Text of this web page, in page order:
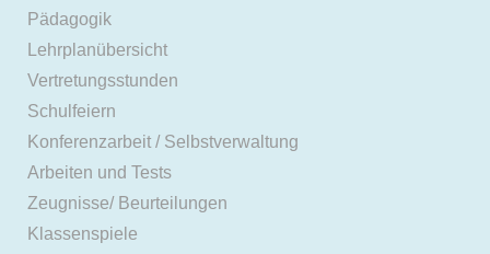
Pädagogik
Lehrplanübersicht
Vertretungsstunden
Schulfeiern
Konferenzarbeit / Selbstverwaltung
Arbeiten und Tests
Zeugnisse/ Beurteilungen
Klassenspiele